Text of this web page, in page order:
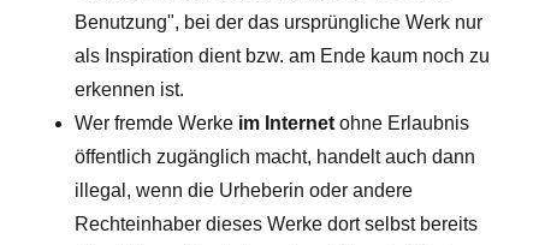
Benutzung", bei der das ursprüngliche Werk nur
als Inspiration dient bzw. am Ende kaum noch zu
erkennen ist.
Wer fremde Werke im Internet ohne Erlaubnis
öffentlich zugänglich macht, handelt auch dann
illegal, wenn die Urheberin oder andere
Rechteinhaber dieses Werke dort selbst bereits